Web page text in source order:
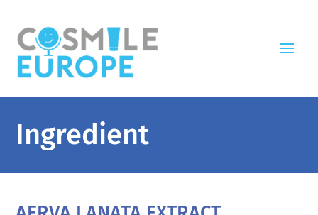
Ingredient